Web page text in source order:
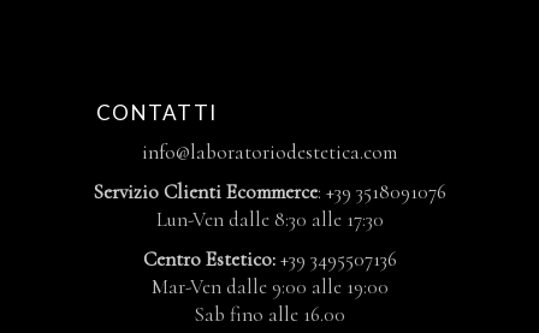
CONTATTI
info@laboratoriodestetica.com
Servizio Clienti Ecommerce: +39 3518091076
Lun-Ven dalle 8:30 alle 17:30
Centro Estetico:+39 3495507136
Mar-Ven dalle 9:00 alle 19:00
Sab fino alle 16.00